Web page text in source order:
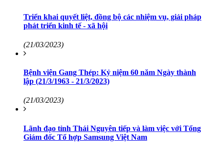
Triển khai quyết liệt, đồng bộ các nhiệm vụ, giải pháp
phát triển kinh tế - xã hội
(21/03/2023)
Bệnh viện Gang Thép: Kỷ niệm 60 năm Ngày thành
lập (21/3/1963 - 21/3/2023)
(21/03/2023)
Lãnh đạo tỉnh Thái Nguyên tiếp và làm việc với Tổng
Giám đốc Tổ hợp Samsung Việt Nam